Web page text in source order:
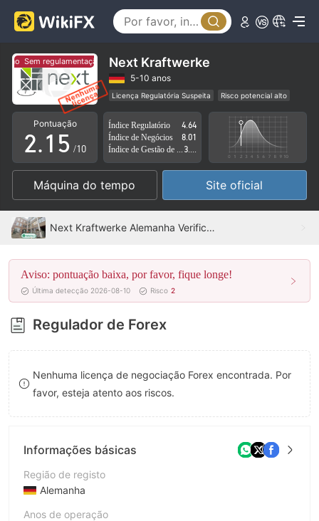
Sem regulamentação Sem regulamentação
Next Kraftwerke
5-10 anos
Licença Regulatória Suspeita Risco potencial alto
Pontuação
0
1
2
3
4
5
6
7
8
9
.
0
1
2
3
4
5
6
7
8
9
1
2
3
4
5
6
7
8
9
/10
Índice Regulatório
4.64
Índice de Negócios
8.01
Máquina do tempo Site oficial
Next Kraftwerke Alemanha Verificado: Escritório Operacional Confirmado
Aviso: pontuação baixa, por favor, fique longe!
Última detecção 2026-08-10 Risco 2
Regulador de Forex
Nenhuma licença de negociação Forex encontrada. Por
favor, esteja atento aos riscos.
Informações básicas
Região de registo
Alemanha
Anos de operação